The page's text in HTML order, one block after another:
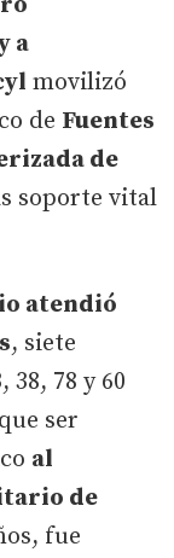
a
movilizó
de Fuentes
de
soporte vital
atendió
, siete
38, 78 y 60
ser
al
de
fue